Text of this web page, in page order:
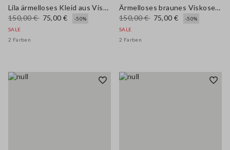
Lila ärmelloses Kleid aus Viskose-Mischung, normale Passform
150,00 € 75,00 €
-50%
SALE
2 Farben
Ärmelloses braunes Viskose-Mischkleid im Regular Fit
150,00 € 75,00 €
-50%
SALE
2 Farben